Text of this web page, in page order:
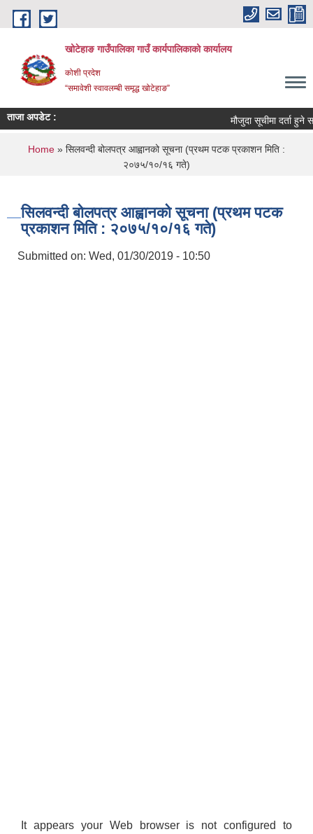
Skip to main content
खोटेहाङ गाउँपालिका गाउँ कार्यपालिकाको कार्यालय
कोशी प्रदेश
“समावेशी स्वावलम्बी समृद्ध खोटेहाङ”
ताजा अपडेट : मौजुदा सूचीमा दर्ता हुने
You are here
Home » सिलवन्दी बोलपत्र आह्वानको सूचना (प्रथम पटक प्रकाशन मिति :
२०७५/१०/१६ गते)
सिलवन्दी बोलपत्र आह्वानको सूचना (प्रथम पटक
प्रकाशन मिति : २०७५/१०/१६ गते)
Submitted on: Wed, 01/30/2019 - 10:50
It appears your Web browser is not configured to